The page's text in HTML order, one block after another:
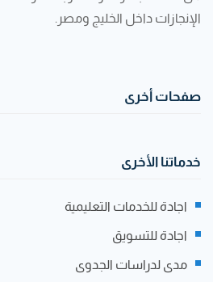
الإنجازات داخل الخليج ومصر.
صفحات أخرى
خدماتنا الأخرى
اجادة للخدمات التعليمية
اجادة للتسويق
مدى لدراسات الجدوى